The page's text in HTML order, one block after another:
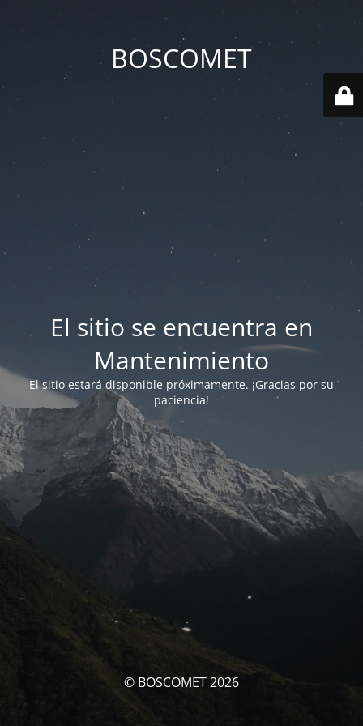
BOSCOMET
El sitio se encuentra en
Mantenimiento
El sitio estará disponible próximamente. ¡Gracias por su
paciencia!
© BOSCOMET 2026